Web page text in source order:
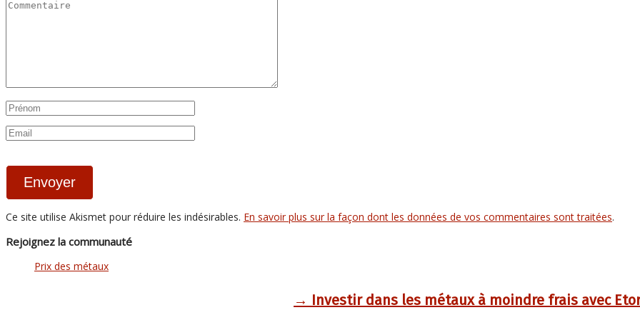
Ce site utilise Akismet pour réduire les indésirables. En savoir plus sur la façon dont les données de vos commentaires sont traitées.
Rejoignez la communauté
Prix des métaux
→ Investir dans les métaux à moindre frais avec